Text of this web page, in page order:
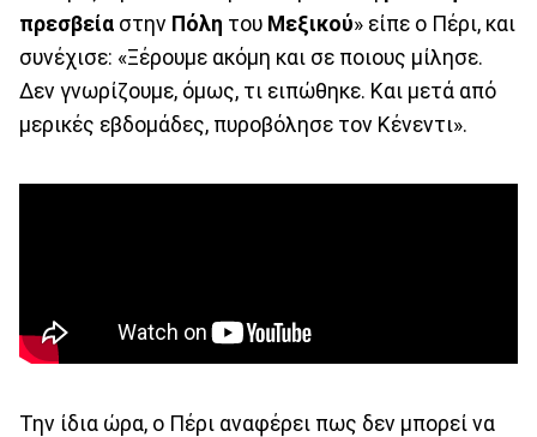
πρεσβεία στην Πόλη του Μεξικού» είπε ο Πέρι, και
συνέχισε: «Ξέρουμε ακόμη και σε ποιους μίλησε.
Δεν γνωρίζουμε, όμως, τι ειπώθηκε. Και μετά από
μερικές εβδομάδες, πυροβόλησε τον Κένεντι».
Την ίδια ώρα, ο Πέρι αναφέρει πως δεν μπορεί να